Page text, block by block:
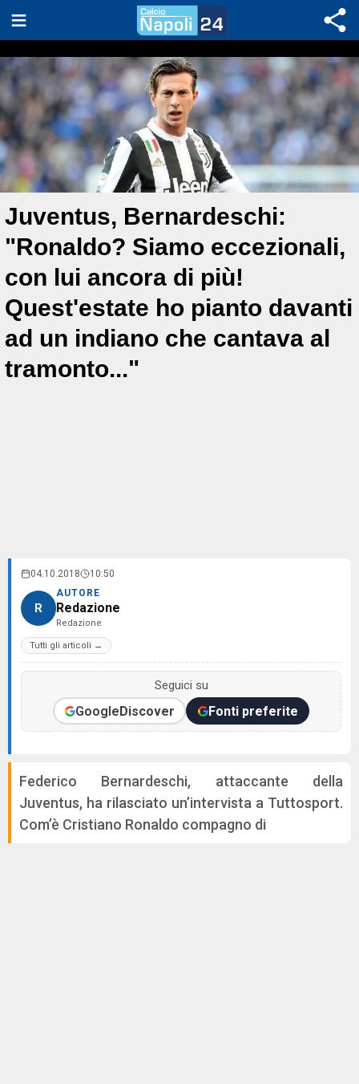
Juventus, Bernardeschi:
"Ronaldo? Siamo eccezionali,
con lui ancora di più!
Quest'estate ho pianto davanti
ad un indiano che cantava al
tramonto..."
04.10.2018 10:50
R
AUTORE
Redazione
Redazione
Tutti gli articoli →
Seguici su
GoogleDiscover Fonti preferite
Federico Bernardeschi, attaccante della
Juventus, ha rilasciato un’intervista a Tuttosport.
Com’è Cristiano Ronaldo compagno di